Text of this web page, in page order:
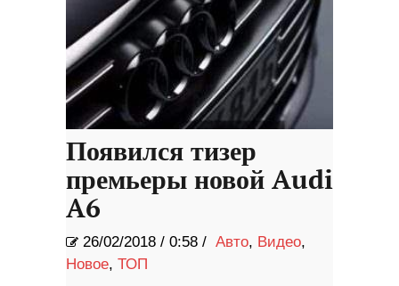
Появился тизер
премьеры новой Audi
A6
26/02/2018 / 0:58 / Авто, Видео,
Новое, ТОП